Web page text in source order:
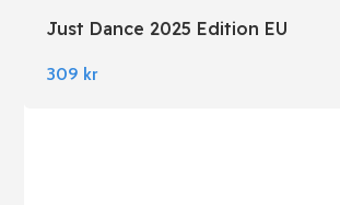
Just Dance 2025 Edition EU
309 kr